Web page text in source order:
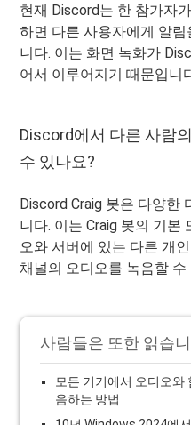
현재 Discord는 한 참가자
하면 다른 사용자에게 알
니다. 이는 화면 녹화가
어서 이루어지기 때문입니
Discord에서 다른 사람
수 있나요?
Discord Craig 봇은 다양한
니다. 이는 Craig 봇의 기본
오와 서버에 있는 다른 개
채널의 오디오를 녹음할
사람들은 또한 읽습
모든 기기에서 오디오와
음하는 방법